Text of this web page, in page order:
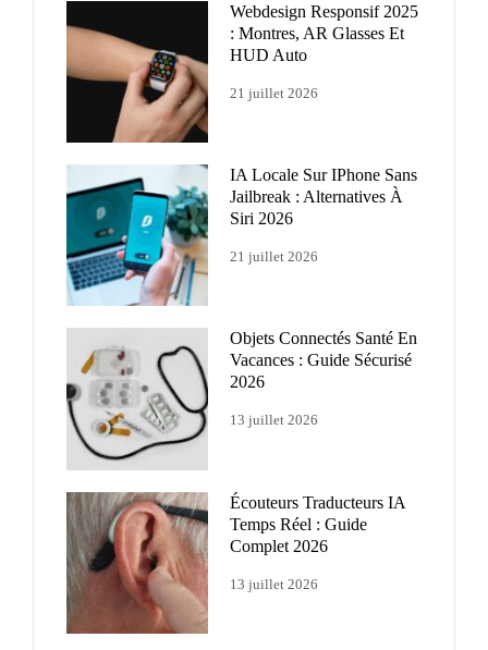
Webdesign Responsif 2025
: Montres, AR Glasses Et
HUD Auto
21 juillet 2026
IA Locale Sur IPhone Sans
Jailbreak : Alternatives À
Siri 2026
21 juillet 2026
Objets Connectés Santé En
Vacances : Guide Sécurisé
2026
13 juillet 2026
Écouteurs Traducteurs IA
Temps Réel : Guide
Complet 2026
13 juillet 2026